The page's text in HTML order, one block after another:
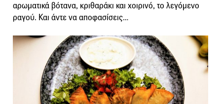
αρωματικά βότανα, κριθαράκι και χοιρινό, το λεγόμενο
ραγού. Και άντε να αποφασίσεις…